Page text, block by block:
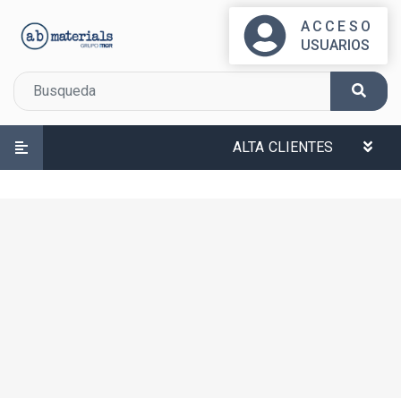
ACCESO
USUARIOS
ALTA CLIENTES